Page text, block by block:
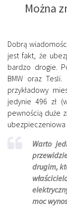
Można
Dobrą
jest fakt, że
bardzo drogie.
BMW oraz
przykładowy
jedynie 496 zł
pewnością duże
ubezpieczeniowa
Warto
drugim,
moc